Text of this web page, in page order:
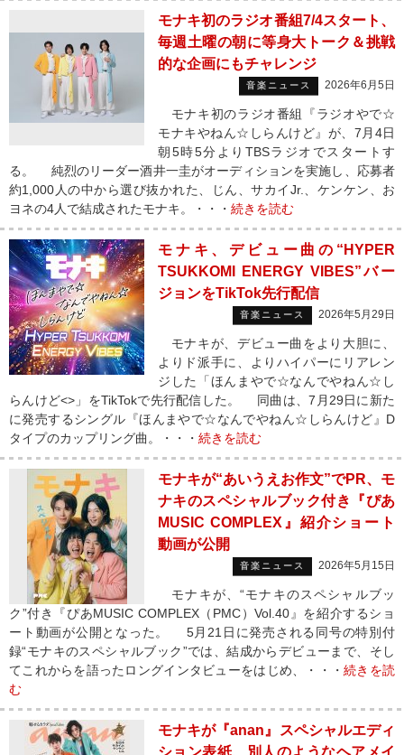
モナキ初のラジオ番組7/4スタート、
毎週土曜の朝に等身大トーク＆挑戦
的な企画にもチャレンジ
音楽ニュース 2026年6月5日
モナキ初のラジオ番組『ラジオやで☆
モナキやねん☆しらんけど』が、7月4日
朝5時5分よりTBSラジオでスタートす
る。 純烈のリーダー酒井一圭がオーディションを実施し、応募者
約1,000人の中から選び抜かれた、じん、サカイJr.、ケンケン、お
ヨネの4人で結成されたモナキ。・・・ 続きを読む
モナキ、デビュー曲の“HYPER
TSUKKOMI ENERGY VIBES”バー
ジョンをTikTok先行配信
音楽ニュース 2026年5月29日
モナキが、デビュー曲をより大胆に、
よりド派手に、よりハイパーにリアレン
ジした「ほんまやで☆なんでやねん☆し
らんけど<>」をTikTokで先行配信した。 同曲は、7月29日に新た
に発売するシングル『ほんまやで☆なんでやねん☆しらんけど』D
タイプのカップリング曲。・・・ 続きを読む
モナキが“あいうえお作文”でPR、モ
ナキのスペシャルブック付き『ぴあ
MUSIC COMPLEX』紹介ショート
動画が公開
音楽ニュース 2026年5月15日
モナキが、“モナキのスペシャルブッ
ク”付き『ぴあMUSIC COMPLEX（PMC）Vol.40』を紹介するショ
ート動画が公開となった。 5月21日に発売される同号の特別付
録“モナキのスペシャルブック”では、結成からデビューまで、そし
てこれからを語ったロングインタビューをはじめ、・・・続きを読
む
モナキが『anan』スペシャルエディ
ション表紙、別人のようなヘアメイ